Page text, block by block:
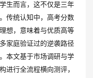
生而言，这不仅是三年
传统认知中，高考分数
想，意味着与优质高等
家庭验证过的逆袭路径
本文基于市场调研与学
进行全流程横向测评，